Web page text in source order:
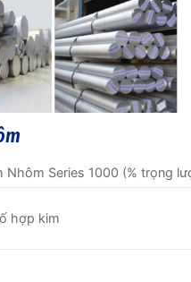
Series 1000 (% trọng
hợp kim